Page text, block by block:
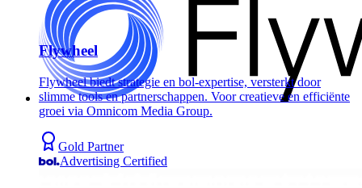
Flywheel
Flywheel biedt strategie en bol-expertise, versterkt door
slimme tools en partnerschappen. Voor creatieve en efficiënte
groei via Omnicom Media Group.
Gold Partner
Advertising Certified